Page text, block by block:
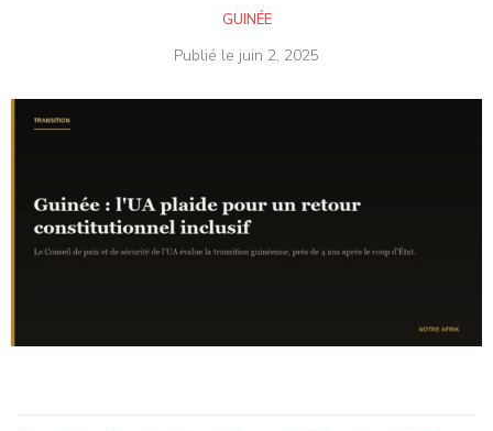
GUINÉE
Publié le juin 2, 2025